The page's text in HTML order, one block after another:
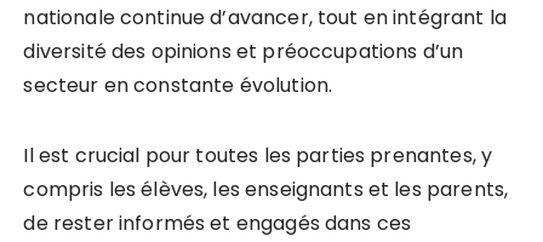
nationale continue d’avancer, tout en intégrant la
diversité des opinions et préoccupations d’un
secteur en constante évolution.
Il est crucial pour toutes les parties prenantes, y
compris les élèves, les enseignants et les parents,
de rester informés et engagés dans ces